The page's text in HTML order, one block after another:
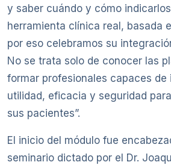
y saber cuándo y cómo
herramienta clínica real, basada
por eso celebramos su
No se trata solo de conocer las
formar profesionales capaces de
utilidad, eficacia y seguridad
sus pacientes”.
El inicio del módulo fue
seminario dictado por el Dr.